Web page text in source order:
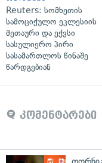
Reuters: სომხეთის
სამოციქულო ეკლესიის
მეთაური და ექვსი
სასულიერო პირი
სასამართლოს წინაშე
წარდგებიან
კომენტარები